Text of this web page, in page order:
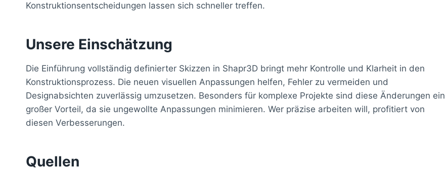
Konstruktionsentscheidungen lassen sich schneller treffen.
Unsere Einschätzung
Die Einführung vollständig definierter Skizzen in Shapr3D bringt mehr Kontrolle und Klarheit in den
Konstruktionsprozess. Die neuen visuellen Anpassungen helfen, Fehler zu vermeiden und
Designabsichten zuverlässig umzusetzen. Besonders für komplexe Projekte sind diese Änderungen ein
großer Vorteil, da sie ungewollte Anpassungen minimieren. Wer präzise arbeiten will, profitiert von
diesen Verbesserungen.
Quellen